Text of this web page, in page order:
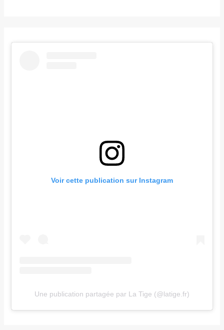
Voir cette publication sur Instagram
Une publication partagée par La Tige (@latige.fr)